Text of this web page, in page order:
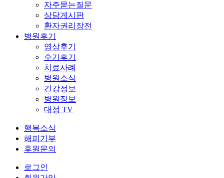
자주묻는질문
상담게시판
환자권리장전
병원후기
영상후기
수기후기
치료사례
병원소식
건강정보
병원정보
대정 TV
행복소식
해피기부
후원문의
로그인